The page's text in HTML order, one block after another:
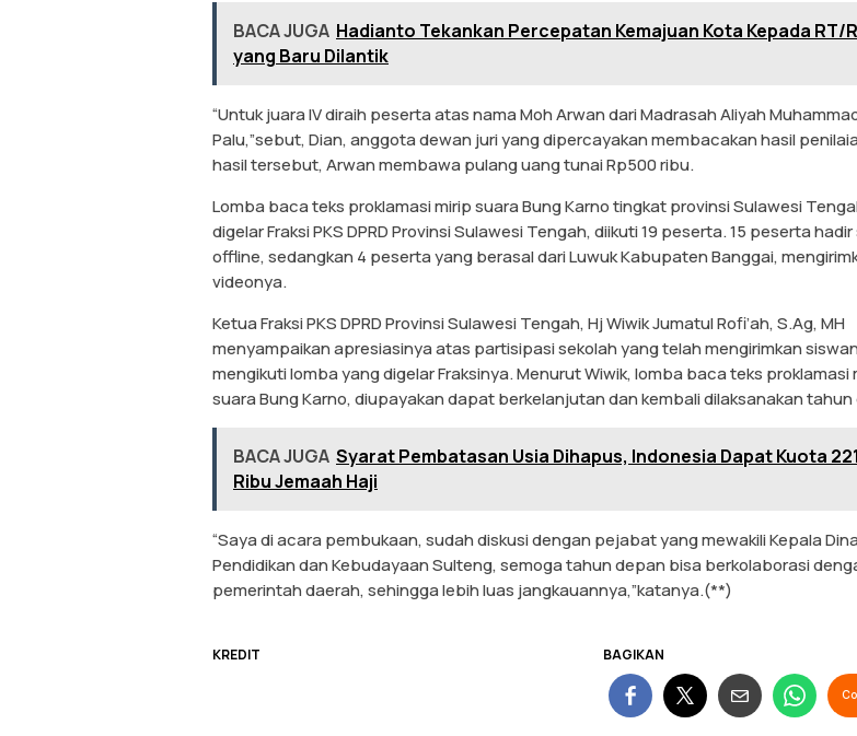
BACA JUGA Hadianto Tekankan Percepatan Kemajuan Kota Kepada RT/
yang Baru Dilantik
“Untuk juara IV diraih peserta atas nama Moh Arwan dari Madrasah Aliyah
Palu,”sebut, Dian, anggota dewan juri yang dipercayakan membacakan hasil
hasil tersebut, Arwan membawa pulang uang tunai Rp500 ribu.
Lomba baca teks proklamasi mirip suara Bung Karno tingkat provinsi Sulawesi
digelar Fraksi PKS DPRD Provinsi Sulawesi Tengah, diikuti 19 peserta. 15 peserta
offline, sedangkan 4 peserta yang berasal dari Luwuk Kabupaten Banggai,
videonya.
Ketua Fraksi PKS DPRD Provinsi Sulawesi Tengah, Hj Wiwik Jumatul Rofi’ah, S.Ag, MH
menyampaikan apresiasinya atas partisipasi sekolah yang telah mengirimkan
mengikuti lomba yang digelar Fraksinya. Menurut Wiwik, lomba baca teks proklamasi
suara Bung Karno, diupayakan dapat berkelanjutan dan kembali dilaksanakan
BACA JUGA Syarat Pembatasan Usia Dihapus, Indonesia Dapat Kuota 221
Ribu Jemaah Haji
“Saya di acara pembukaan, sudah diskusi dengan pejabat yang mewakili Kepala
Pendidikan dan Kebudayaan Sulteng, semoga tahun depan bisa berkolaborasi
pemerintah daerah, sehingga lebih luas jangkauannya,”katanya.(**)
KREDIT BAGIKAN